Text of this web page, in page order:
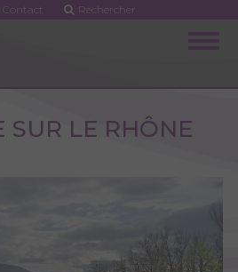
Contact Rechercher
SUR LE RHÔNE